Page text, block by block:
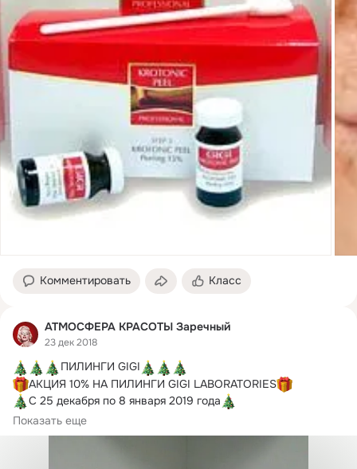
Комментировать Класс
АТМОСФЕРА КРАСОТЫ Заречный
23 дек 2018
ПИЛИНГИ GIGI
АКЦИЯ 10% НА ПИЛИНГИ GIGI LABORATORIES
С 25 декабря по 8 января 2019 года
Показания к пилингам:
Показать еще